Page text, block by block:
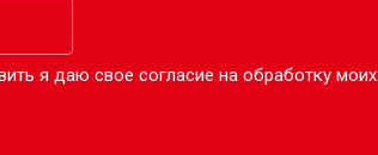
я даю свое согласие на обработку моих